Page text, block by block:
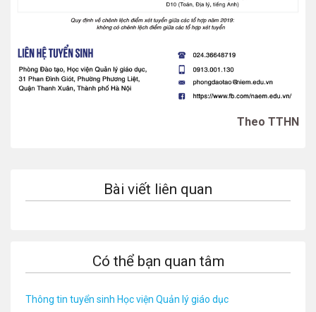
Theo TTHN
Bài viết liên quan
Có thể bạn quan tâm
Thông tin tuyển sinh Học viện Quản lý giáo dục